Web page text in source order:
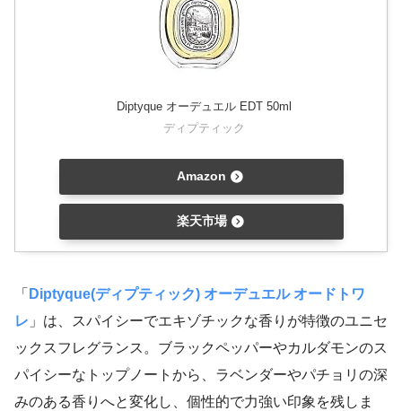
Diptyque オーデュエル EDT 50ml
ディプティック
Amazon
楽天市場
「 Diptyque(ディプティック) オーデュエル オードトワ
レ 」は、スパイシーでエキゾチックな香りが特徴のユニセ
ックスフレグランス。ブラックペッパーやカルダモンのス
パイシーなトップノートから、ラベンダーやパチョリの深
みのある香りへと変化し、個性的で力強い印象を残しま